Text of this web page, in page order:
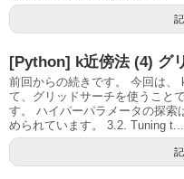
[Python] k近傍法 (4) グ
前回からの続きです。 今回は、
て、グリッドサーチを使うこと
す。 ハイパーパラメータの探索
められています。 3.2. Tuning t...